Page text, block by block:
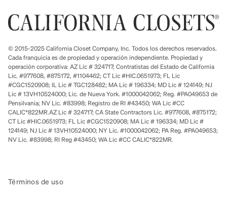
© 2015-2025 California Closet Company, Inc. Todos los derechos reservados.
Cada franquicia es de propiedad y operación independiente. Propiedad y
operación corporativa: AZ Lic # 324717; Contratistas del Estado de California
Lic. #977608, #875172, #1104462; CT Lic #HIC.0651973; FL Lic
#CGC1520908; IL Lic # TGC128482; MA Lic # 196334; MD Lic # 124149; NJ
Lic # 13VH10524000; Lic. de Nueva York. #1000042062; Reg. #PA049653 de
Pensilvania; NV Lic. #83998; Registro de RI #43450; WA Lic #CC
CALIC*822MR.AZ Lic # 324717; CA State Contractors Lic. #977608, #875172;
CT Lic #HIC.0651973; FL Lic #CGC1520908; MA Lic # 196334; MD Lic #
124149; NJ Lic # 13VH10524000; NY Lic. #1000042062; PA Reg. #PA049653;
NV Lic. #83998; RI Reg #43450; WA Lic #CC CALIC*822MR.
Términos de uso